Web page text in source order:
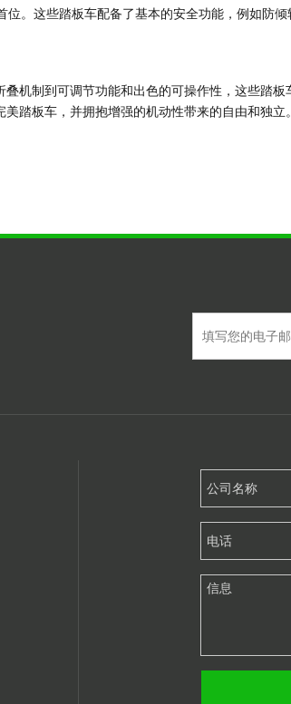
。这些踏板车配备了基本的安全功能，例如防
机制到可调节功能和出色的可操作性，这些踏
踏板车，并拥抱增强的机动性带来的自由和独立